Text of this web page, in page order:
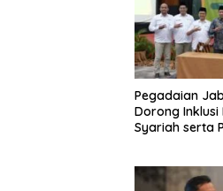
Pegadaian
Dorong Inklusi
Syariah serta